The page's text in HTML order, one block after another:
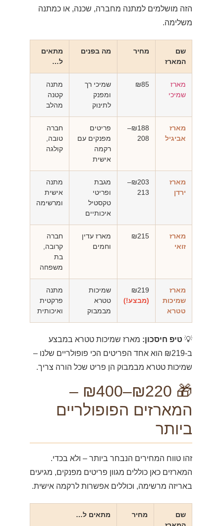
הזה מושלמים למתנה מחברה, שכנה, או כמתנה
משלימה.
שם
המארז
מחיר מה בפנים
מתאים
ל…
מארז
שמיכי
₪85
שמיכי רך
ומפנק
לתינוק
מתנה
קטנה
מהלב
מארז
אביגיל
₪188–
208
פריטים
מפנקים עם
רקמה
אישית
חברה
טובה,
קולגה
מארז
ירדן
₪203–
213
מגבת
ופריטי
טקסטיל
איכותיים
מתנה
אישית
ומרשימה
מארז
זואי
₪215
מארז עדין
וחמים
חברה
קרובה,
בת
משפחה
מארז
שמיכות
טטרא
₪219
(מבצע!)
שמיכות
טטרא
מבמבוק
מתנה
פרקטית
ואיכותית
💡 טיפ חיסכון: מארז שמיכות טטרא במבצע
ב-₪219 הוא אחד הפריטים הכי פופולריים שלנו –
שמיכות טטרא מבמבוק הן פריט שכל הורה צריך.
🎁 ₪220–₪400 –
המארזים הפופולריים
ביותר
זהו טווח המחירים הנבחר ביותר – ולא בכדי.
המארזים כאן כוללים מגוון פריטים מפנקים, מגיעים
באריזה מרשימה, וכוללים אפשרות לרקמה אישית.
שם
מחיר מתאים ל…